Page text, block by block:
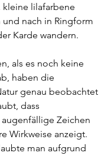
kleine lilafarbene
nach in Ringform
Karde wandern.
als es noch keine
haben die
genau beobachtet
dass
Zeichen
Wirkweise anzeigt.
man aufgrund